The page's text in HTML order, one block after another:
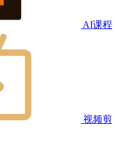
AI课程
视频剪